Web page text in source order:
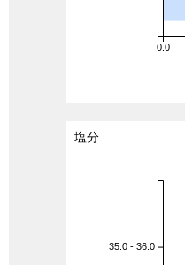
0.0
塩分
35.0 - 36.0